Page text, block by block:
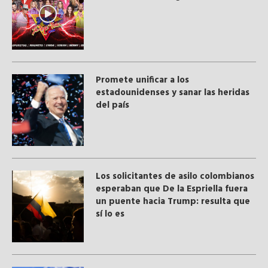
Promete unificar a los
estadounidenses y sanar las heridas
del país
Los solicitantes de asilo colombianos
esperaban que De la Espriella fuera
un puente hacia Trump: resulta que
sí lo es